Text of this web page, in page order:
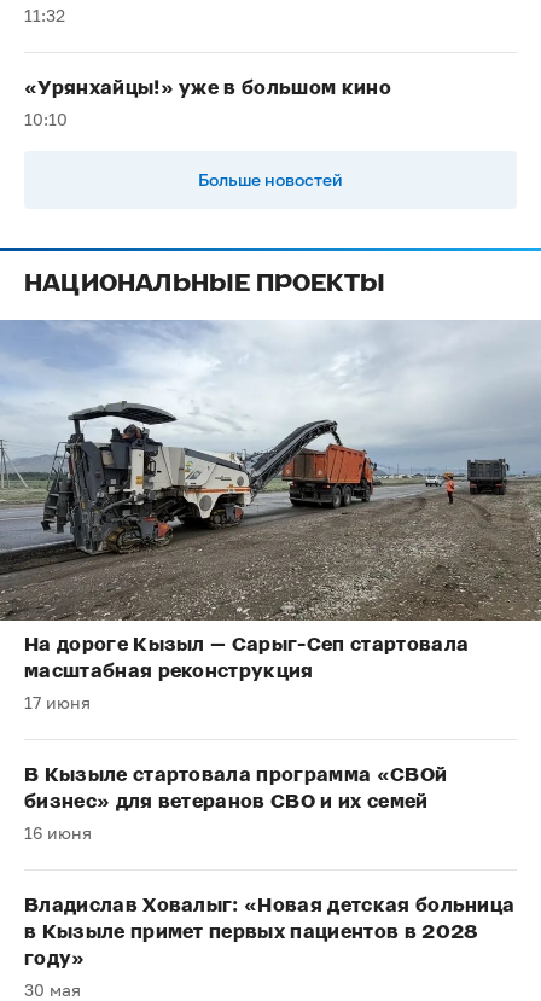
11:32
«Урянхайцы!» уже в большом кино
10:10
Больше новостей
НАЦИОНАЛЬНЫЕ ПРОЕКТЫ
На дороге Кызыл — Сарыг-Сеп стартовала
масштабная реконструкция
17 июня
В Кызыле стартовала программа «СВОй
бизнес» для ветеранов СВО и их семей
16 июня
Владислав Ховалыг: «Новая детская больница
в Кызыле примет первых пациентов в 2028
году»
30 мая